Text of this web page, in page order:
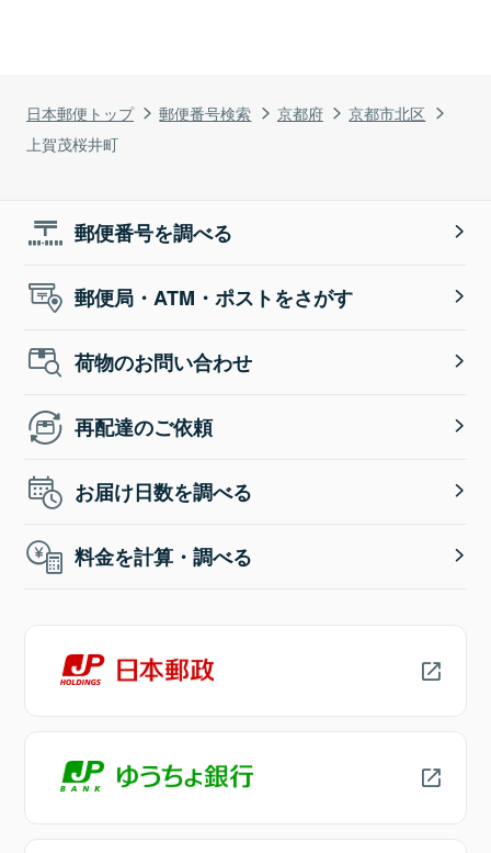
日本郵便トップ 郵便番号検索 京都府
京都市北区
上賀茂桜井町
郵便番号を調べる
郵便局・ATM・ポストをさがす
荷物のお問い合わせ
再配達のご依頼
お届け日数を調べる
料金を計算・調べる